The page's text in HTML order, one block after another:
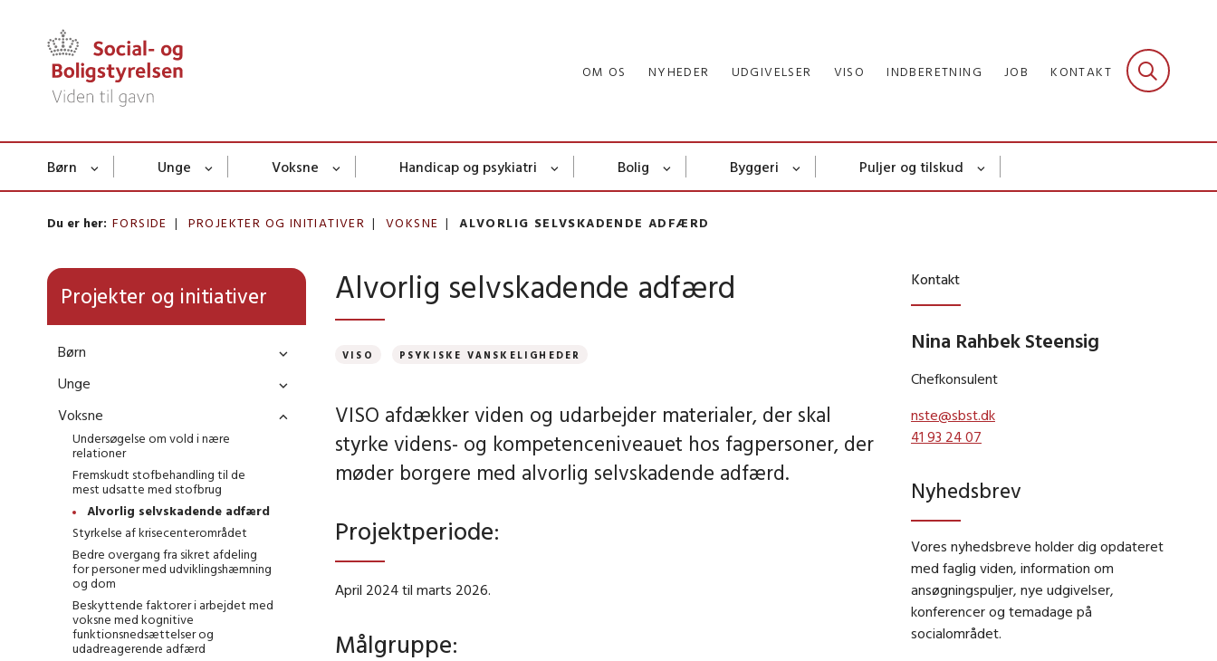
OM OS NYHEDER UDGIVELSER VISO INDBERETNING JOB KONTAKT
Børn Unge Voksne Handicap og psykiatri Bolig Byggeri Puljer og tilskud
Du er her: FORSIDE PROJEKTER OG INITIATIVER VOKSNE ALVORLIG SELVSKADENDE ADFÆRD
Projekter og initiativer
Børn
Unge
Voksne
Undersøgelse om vold i nære
relationer
Fremskudt stofbehandling til de
mest udsatte med stofbrug
Alvorlig selvskadende adfærd
Styrkelse af krisecenterområdet
Bedre overgang fra sikret afdeling
for personer med udviklingshæmning
og dom
Beskyttende faktorer i arbejdet med
voksne med kognitive
funktionsnedsættelser og
udadreagerende adfærd
Alvorlig selvskadende adfærd
VISO PSYKISKE VANSKELIGHEDER
VISO afdækker viden og udarbejder materialer, der skal
styrke videns- og kompetenceniveauet hos fagpersoner, der
møder borgere med alvorlig selvskadende adfærd.
Projektperiode:
April 2024 til marts 2026.
Målgruppe:
Kontakt
Nina Rahbek Steensig
Chefkonsulent
nste@sbst.dk
41 93 24 07
Nyhedsbrev
Vores nyhedsbreve holder dig opdateret
med faglig viden, information om
ansøgningspuljer, nye udgivelser,
konferencer og temadage på
socialområdet.